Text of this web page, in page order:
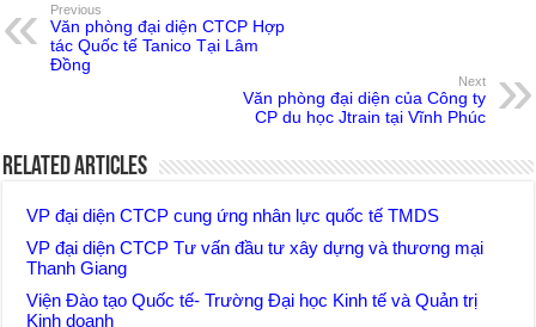
Previous
Văn phòng đại diện CTCP Hợp
tác Quốc tế Tanico Tại Lâm
Đồng
Next
Văn phòng đại diện của Công ty
CP du học Jtrain tại Vĩnh Phúc
Related Articles
VP đại diện CTCP cung ứng nhân lực quốc tế TMDS
VP đại diện CTCP Tư vấn đầu tư xây dựng và thương mại
Thanh Giang
Viện Đào tạo Quốc tế- Trường Đại học Kinh tế và Quản trị
Kinh doanh